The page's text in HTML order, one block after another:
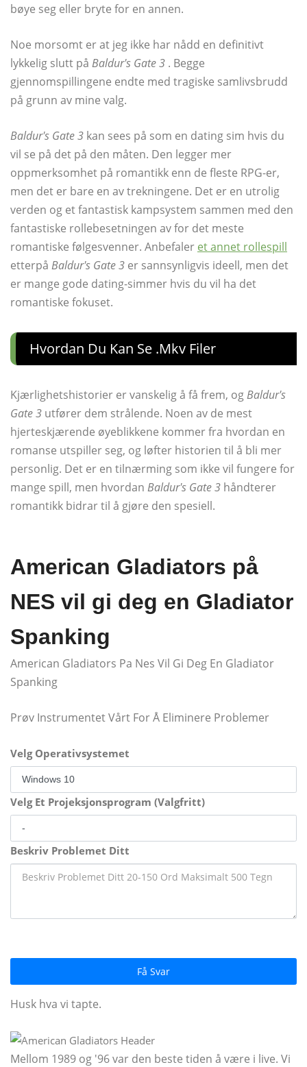
bøye seg eller bryte for en annen.
Noe morsomt er at jeg ikke har nådd en definitivt
lykkelig slutt på Baldur's Gate 3 . Begge
gjennomspillingene endte med tragiske samlivsbrudd
på grunn av mine valg.
Baldur's Gate 3 kan sees på som en dating sim hvis du
vil se på det på den måten. Den legger mer
oppmerksomhet på romantikk enn de fleste RPG-er,
men det er bare en av trekningene. Det er en utrolig
verden og et fantastisk kampsystem sammen med den
fantastiske rollebesetningen av for det meste
romantiske følgesvenner. Anbefaler et annet rollespill
etterpå Baldur's Gate 3 er sannsynligvis ideell, men det
er mange gode dating-simmer hvis du vil ha det
romantiske fokuset.
Hvordan Du Kan Se .mkv Filer
Kjærlighetshistorier er vanskelig å få frem, ogBaldur's
Gate 3 utfører dem strålende. Noen av de mest
hjerteskjærende øyeblikkene kommer fra hvordan en
romanse utspiller seg, og løfter historien til å bli mer
personlig. Det er en tilnærming som ikke vil fungere for
mange spill, men hvordan Baldur's Gate 3 håndterer
romantikk bidrar til å gjøre den spesiell.
American Gladiators på
NES vil gi deg en Gladiator
Spanking
American Gladiators Pa Nes Vil Gi Deg En Gladiator
Spanking
Prøv Instrumentet Vårt For Å Eliminere Problemer
Velg Operativsystemet
Velg Et Projeksjonsprogram (Valgfritt)
Beskriv Problemet Ditt
Få Svar
Husk hva vi tapte.
Mellom 1989 og '96 var den beste tiden å være i live. Vi